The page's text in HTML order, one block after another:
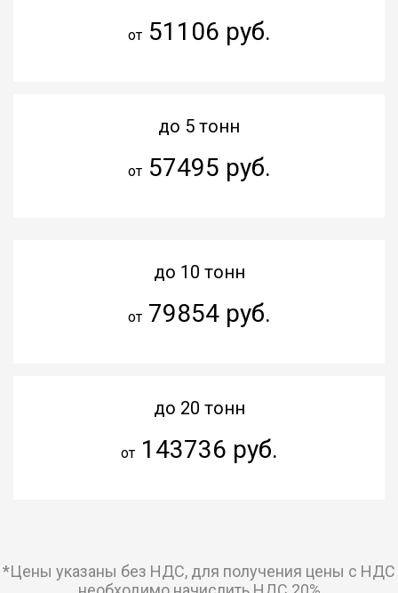
от51106 руб.
до 5 тонн
от57495 руб.
до 10 тонн
от79854 руб.
до 20 тонн
от143736 руб.
*Цены указаны без НДС, для получения цены с НДС